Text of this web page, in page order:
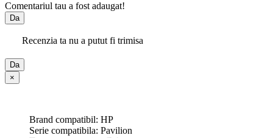
Comentariul tau a fost adaugat!
Da
Recenzia ta nu a putut fi trimisa
Da
×
Brand compatibil: HP
Serie compatibila: Pavilion